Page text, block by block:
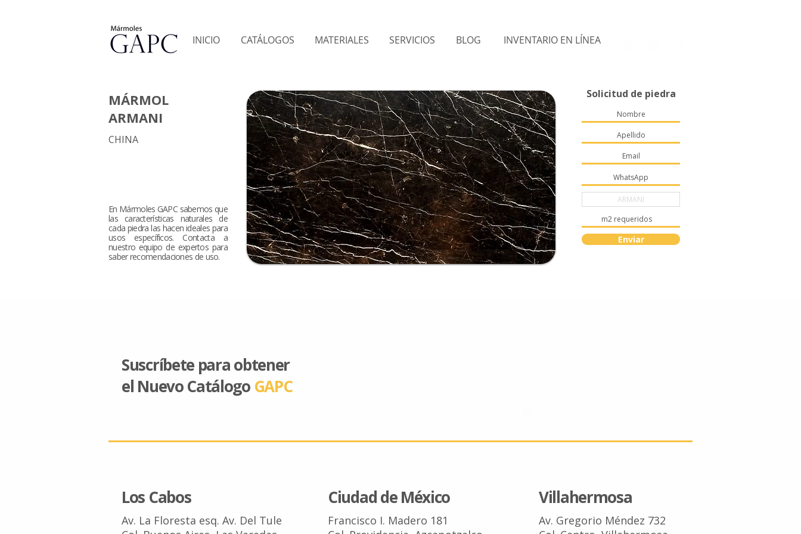
MÁRMOL
ARMANI
CHINA
En Mármoles GAPC sabemos que
las características naturales de
cada piedra las hacen ideales para
usos específicos. Contacta a
nuestro equipo de expertos para
saber recomendaciones de uso.
Solicitud de piedra
Enviar
INICIO CATÁLOGOS MATERIALES SERVICIOS BLOG INVENTARIO EN LÍNEA
Suscríbete para obtener
el Nuevo Catálogo GAPC
Los Cabos
Av. La Floresta esq. Av. Del Tule
Ciudad de México
Francisco I. Madero 181
Villahermosa
Av. Gregorio Méndez 732